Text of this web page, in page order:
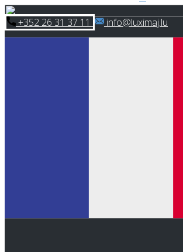
Skip
to
content
​+352 26 31 37 11 ​info@luximaj.lu